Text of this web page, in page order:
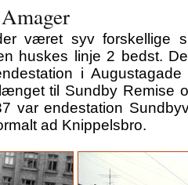
været syv forskellige
huskes linje 2 bedst.
i
til Sundby Remise
var endestation
ad Knippelsbro.